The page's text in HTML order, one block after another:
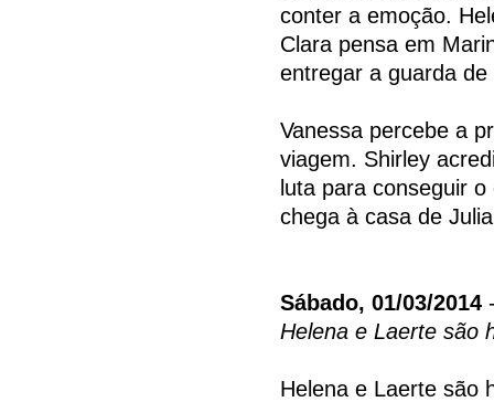
conter a emoção.
Clara pensa em
entregar a guarda de
Vanessa percebe a
viagem. Shirley
luta para conseguir
chega à casa de
Sábado, 01/03/2014
Helena e Laerte são
Helena e Laerte são